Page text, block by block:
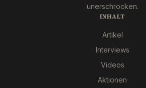
unerschrocken.
INHALT
Artikel
Interviews
Videos
Aktionen